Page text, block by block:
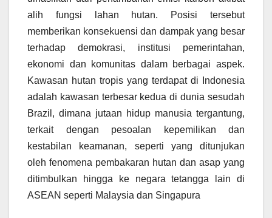
alih fungsi lahan hutan. Posisi tersebut
memberikan konsekuensi dan dampak yang besar
terhadap demokrasi, institusi pemerintahan,
ekonomi dan komunitas dalam berbagai aspek.
Kawasan hutan tropis yang terdapat di Indonesia
adalah kawasan terbesar kedua di dunia sesudah
Brazil, dimana jutaan hidup manusia tergantung,
terkait dengan pesoalan kepemilikan dan
kestabilan keamanan, seperti yang ditunjukan
oleh fenomena pembakaran hutan dan asap yang
ditimbulkan hingga ke negara tetangga lain di
ASEAN seperti Malaysia dan Singapura